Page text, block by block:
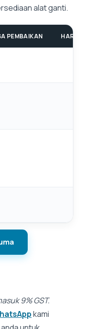
alat ganti.
PEMBAIKAN HARGA
9% GST.
kami